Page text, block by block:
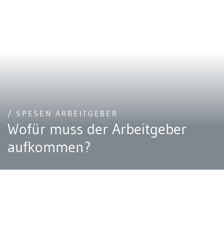
/ SPESEN ARBEITGEBER
Wofür muss der Arbeitgeber
aufkommen?